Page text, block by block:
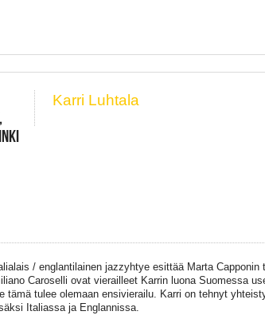
Karri Luhtala
/ englantilainen jazzyhtye esittää Marta Capponin
Caroselli ovat vierailleet Karrin luona Suomessa
tämä tulee olemaan ensivierailu. Karri on tehnyt
Italiassa ja Englannissa.